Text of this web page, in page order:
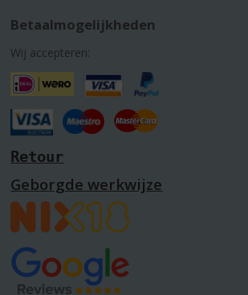
Betaalmogelijkheden
Wij accepteren:
Retour
Geborgde werkwijze